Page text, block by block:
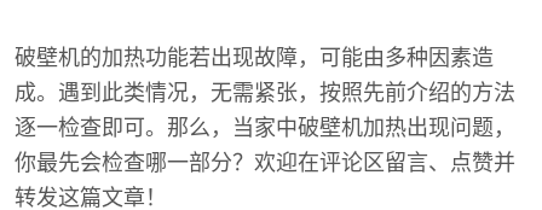
破壁机的加热功能若出现故障，可能由多种因素造
成。遇到此类情况，无需紧张，按照先前介绍的方法
逐一检查即可。那么，当家中破壁机加热出现问题，
你最先会检查哪一部分？欢迎在评论区留言、点赞并
转发这篇文章！